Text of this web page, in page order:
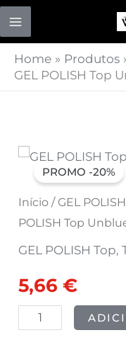
Skip
content
Home
Produtos
GEL POLISH Top
Início / GEL POLISH
POLISH Top
GEL POLISH Top,
O
preço
original
era:
7,07 €.
5,66€
O
atual
é:
5,66
Quantidade
GEL
POLISH
Top
no
wipe
8ml
PROMO -20%